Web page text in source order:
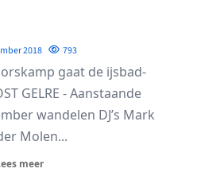
2018 793
gaat de ijsbad-
GELRE - Aanstaande
wandelen DJ’s Mark
Molen...
meer